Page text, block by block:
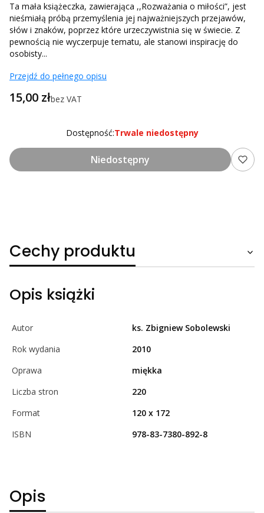
Ta mała książeczka, zawierająca ,,Rozważania o miłości”, jest
nieśmiałą próbą przemyślenia jej najważniejszych przejawów,
słów i znaków, poprzez które urzeczywistnia się w świecie. Z
pewnością nie wyczerpuje tematu, ale stanowi inspirację do
osobisty...
Przejdź do pełnego opisu
Cena
15,00 złbez VAT
Dostępność:Trwale niedostępny
Niedostępny
Cechy produktu
Opis książki
Autor
ks. Zbigniew Sobolewski
Rok wydania
2010
Oprawa
miękka
Liczba stron
220
Format
120 x 172
ISBN
978-83-7380-892-8
Opis